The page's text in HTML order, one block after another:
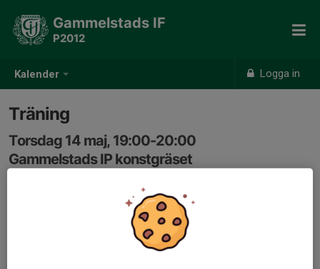
Kalender Logga in
Gammelstads IF
P2012
Träning
Torsdag 14 maj, 19:00-20:00
Gammelstads IP konstgräset
Samling: 18:45, Omklädningsrum i röda byggnaden på